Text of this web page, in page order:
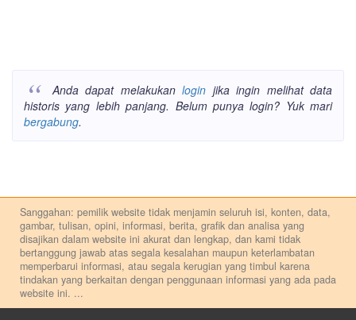
Anda dapat melakukanlogin jika ingin melihat data
historis yang lebih panjang. Belum punya login? Yuk mari
bergabung.
Sanggahan: pemilik website tidak menjamin seluruh isi, konten, data,
gambar, tulisan, opini, informasi, berita, grafik dan analisa yang
disajikan dalam website ini akurat dan lengkap, dan kami tidak
bertanggung jawab atas segala kesalahan maupun keterlambatan
memperbarui informasi, atau segala kerugian yang timbul karena
tindakan yang berkaitan dengan penggunaan informasi yang ada pada
website ini. ...